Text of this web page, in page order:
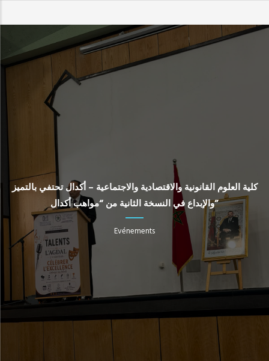
كلية العلوم القانونية والاقتصادية والاجتماعية – أكدال تحتفي بالتميز
والإبداع في النسخة الثانية من “مواهب أكدال”
Evénements